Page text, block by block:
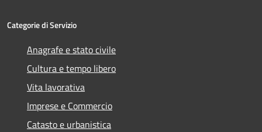
Categorie di Servizio
Anagrafe e stato civile
Cultura e tempo libero
Vita lavorativa
Imprese e Commercio
Catasto e urbanistica